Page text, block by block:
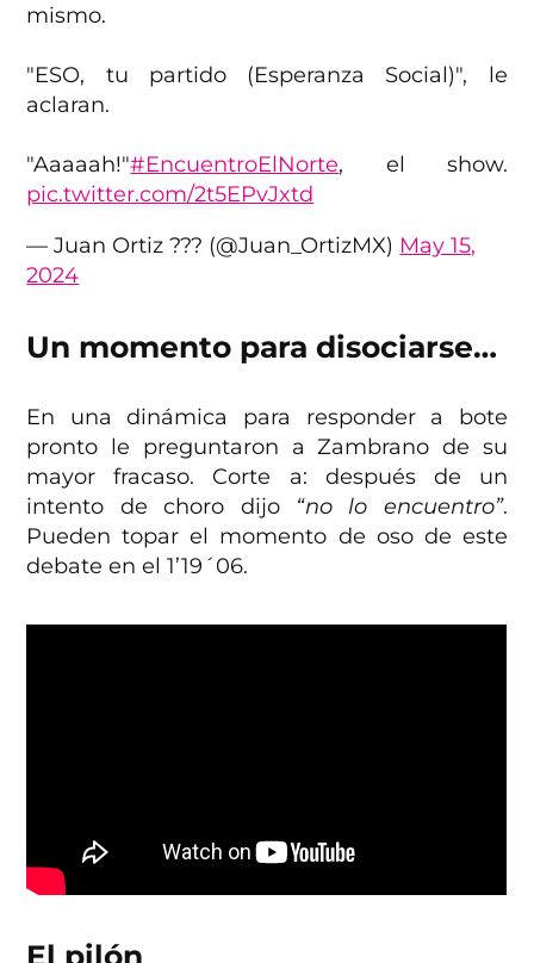
mismo.
"ESO, tu partido (Esperanza Social)", le
aclaran.
"Aaaaah!"#EncuentroElNorte, el show.
pic.twitter.com/2t5EPvJxtd
— Juan Ortiz ?️?‍? (@Juan_OrtizMX) May 15,
2024
Un momento para disociarse…
En una dinámica para responder a bote
pronto le preguntaron a Zambrano de su
mayor fracaso. Corte a: después de un
intento de choro dijo “no lo encuentro”.
Pueden topar el momento de oso de este
debate en el 1’19´06.
El pilón